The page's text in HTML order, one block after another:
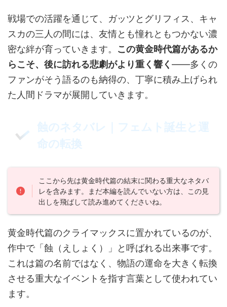
戦場での活躍を通じて、ガッツとグリフィス、キャ
スカの三人の間には、友情とも憧れともつかない濃
密な絆が育っていきます。 この黄金時代篇があるか
らこそ、後に訪れる悲劇がより重く響く ——多くの
ファンがそう語るのも納得の、丁寧に積み上げられ
た人間ドラマが展開していきます。
蝕のネタバレ｜フェムト誕生と運
命の転換
ここから先は黄金時代篇の結末に関わる重大なネタバ
レを含みます。まだ本編を読んでいない方は、この見
出しを飛ばして読み進めてくださいね。
黄金時代篇のクライマックスに置かれているのが、
作中で「蝕（えしょく）」と呼ばれる出来事です。
これは篇の名前ではなく、物語の運命を大きく転換
させる重大なイベントを指す言葉として使われてい
ます。